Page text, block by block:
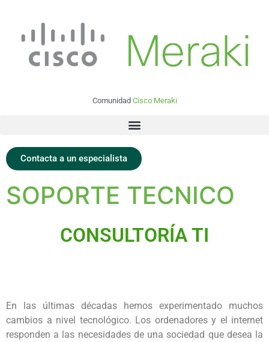
Comunidad Cisco Meraki
Contacta a un especialista
SOPORTE TECNICO
CONSULTORÍA TI
En las últimas décadas hemos experimentado muchos
cambios a nivel tecnológico. Los ordenadores y el internet
responden a las necesidades de una sociedad que desea la